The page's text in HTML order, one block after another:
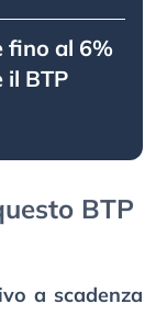
fino al 6%
BTP
BTP
a scadenza